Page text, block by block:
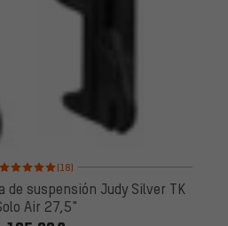
Valoración media: 5 de 5 basada en 18 reseñas
(18)
de suspensión Judy Silver TK
Air 27,5"